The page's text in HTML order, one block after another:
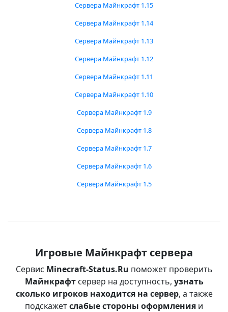
Сервера Майнкрафт 1.15
Сервера Майнкрафт 1.14
Сервера Майнкрафт 1.13
Сервера Майнкрафт 1.12
Сервера Майнкрафт 1.11
Сервера Майнкрафт 1.10
Сервера Майнкрафт 1.9
Сервера Майнкрафт 1.8
Сервера Майнкрафт 1.7
Сервера Майнкрафт 1.6
Сервера Майнкрафт 1.5
Игровые Майнкрафт сервера
Сервис Minecraft-Status.Ru поможет проверить
Майнкрафтсервер на доступность, узнать
сколько игроков находится на сервер, а также
подскажетслабые стороны оформления и